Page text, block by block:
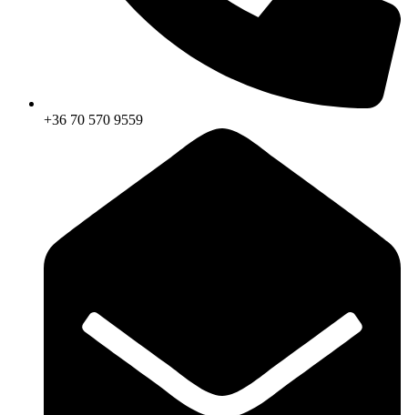
+36 70 570 9559